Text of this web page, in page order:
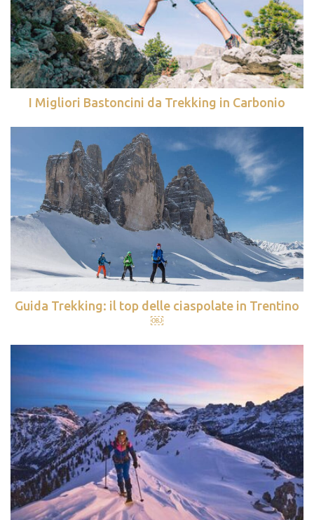
I Migliori Bastoncini da Trekking in Carbonio
Guida Trekking: il top delle ciaspolate in Trentino
￼